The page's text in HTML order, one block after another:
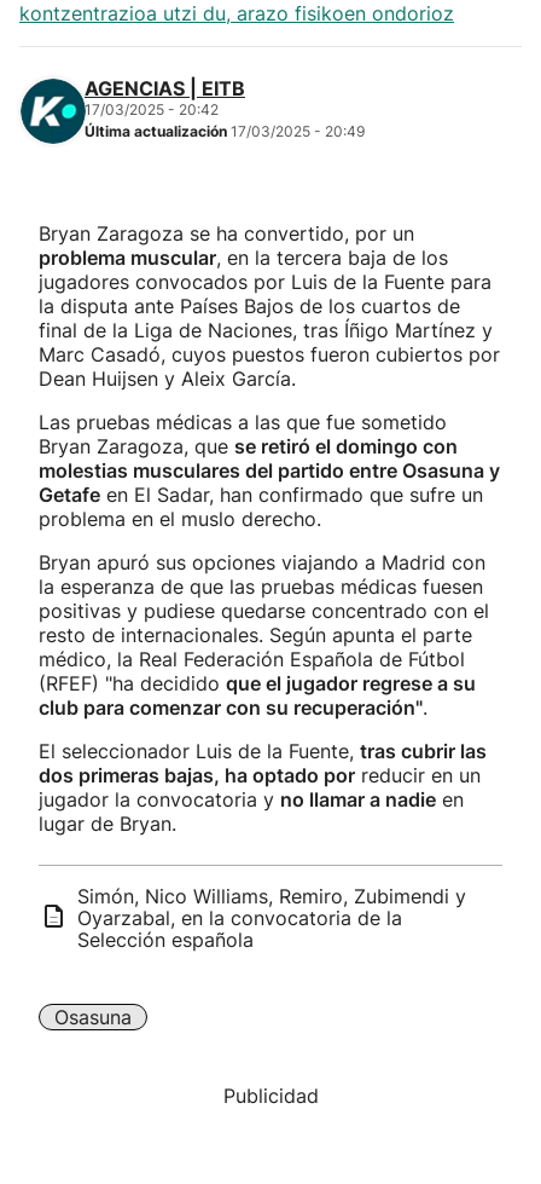
kontzentrazioa utzi du, arazo fisikoen ondorioz
AGENCIAS | EITB
17/03/2025 - 20:42
Última actualización 17/03/2025 - 20:49
Bryan Zaragoza se ha convertido, por un
problema muscular, en la tercera baja de los
jugadores convocados por Luis de la Fuente para
la disputa ante Países Bajos de los cuartos de
final de la Liga de Naciones, tras Íñigo Martínez y
Marc Casadó, cuyos puestos fueron cubiertos por
Dean Huijsen y Aleix García.
Las pruebas médicas a las que fue sometido
Bryan Zaragoza, que se retiró el domingo con
molestias musculares del partido entre Osasuna y
Getafe en El Sadar, han confirmado que sufre un
problema en el muslo derecho.
Bryan apuró sus opciones viajando a Madrid con
la esperanza de que las pruebas médicas fuesen
positivas y pudiese quedarse concentrado con el
resto de internacionales. Según apunta el parte
médico, la Real Federación Española de Fútbol
(RFEF) "ha decidido que el jugador regrese a su
club para comenzar con su recuperación".
El seleccionador Luis de la Fuente, tras cubrir las
dos primeras bajas, ha optado por reducir en un
jugador la convocatoria y no llamar a nadie en
lugar de Bryan.
Simón, Nico Williams, Remiro, Zubimendi y
Oyarzabal, en la convocatoria de la
Selección española
Osasuna
Publicidad